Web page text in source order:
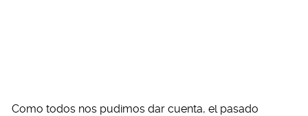
Como todos nos pudimos dar cuenta, el pasado